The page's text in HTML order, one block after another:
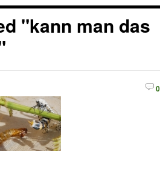
"kann man das
0